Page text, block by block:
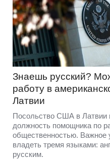
Знаешь русский?
работу в
Латвии
Посольство США в Латвии
должность помощника по
общественностью. Важное
владеть тремя языками:
русским.